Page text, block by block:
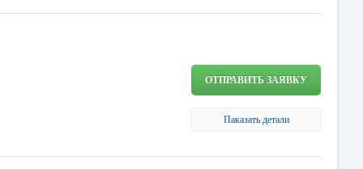
ОТПРАВИТЬ ЗАЯВКУ
Паказать детали